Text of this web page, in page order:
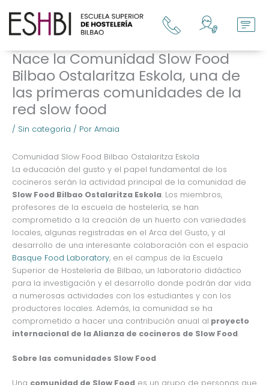
contenido
Nace la Comunidad Slow Food
Bilbao Ostalaritza Eskola, una de
las primeras comunidades de la
red slow food
/ Sin categoría / Por Amaia
Comunidad Slow Food Bilbao Ostalaritza Eskola
La educación del gusto y el papel fundamental de los
cocineros serán la actividad principal de la comunidad de
Slow Food Bilbao Ostalaritza Eskola. Los miembros,
profesores de la escuela de hostelería, se han
comprometido a la creación de un huerto con variedades
locales, algunas registradas en el Arca del Gusto, y al
desarrollo de una interesante colaboración con el espacio
Basque Food Laboratory, en el campus de la Escuela
Superior de Hostelería de Bilbao, un laboratorio didáctico
para la investigación y el desarrollo donde podrán dar vida
a numerosas actividades con los estudiantes y con los
productores locales. Además, la comunidad se ha
comprometido a hacer una contribución anual al proyecto
internacional de la Alianza de cocineros de Slow Food.
Sobre las comunidades Slow Food